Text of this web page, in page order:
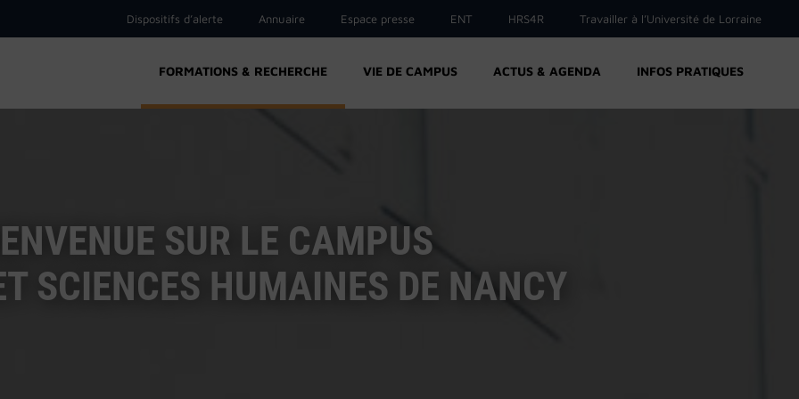
Dispositifs d’alerte Annuaire Espace presse ENT HRS4R Travailler à l’Université de Lorraine
FORMATIONS & RECHERCHE VIE DE CAMPUS ACTUS & AGENDA INFOS PRATIQUES
SUR LE CAMPUS
SCIENCES HUMAINES DE NANCY